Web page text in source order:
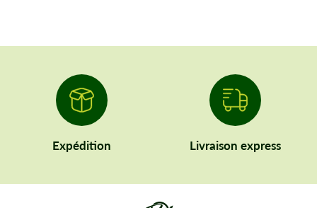
Expédition Livraison express